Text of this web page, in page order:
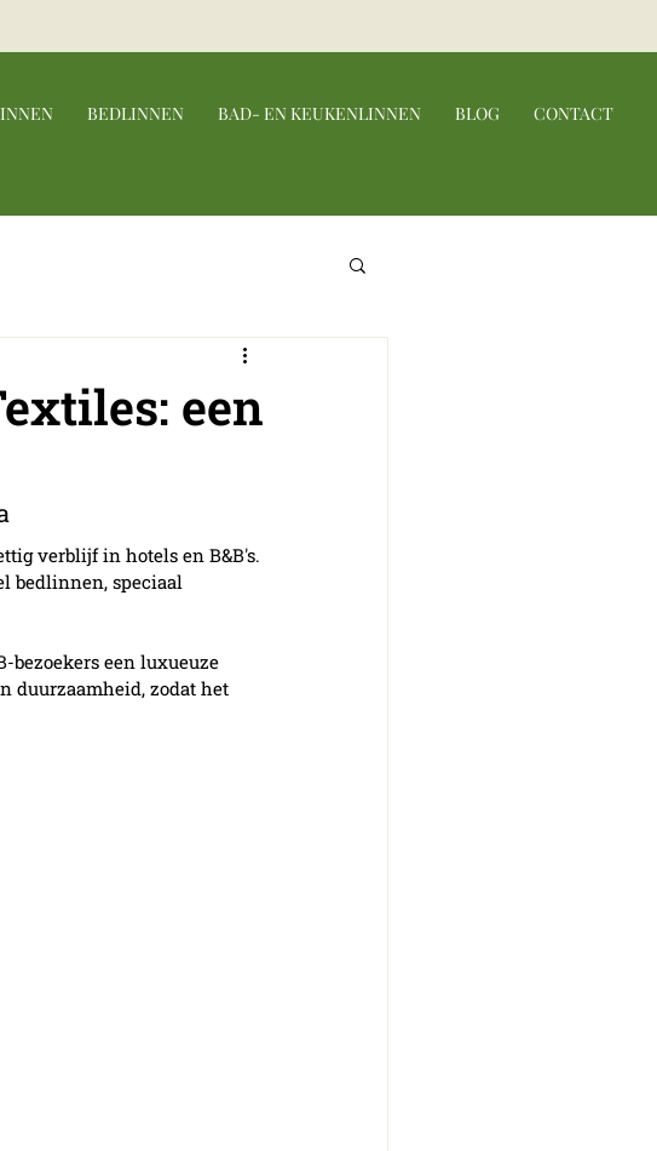
BEDLINNEN BAD- EN KEUKENLINNEN BLOG CONTACT
een
verblijf in hotels en B&B's.
bedlinnen, speciaal
bezoekers een luxueuze
duurzaamheid, zodat het